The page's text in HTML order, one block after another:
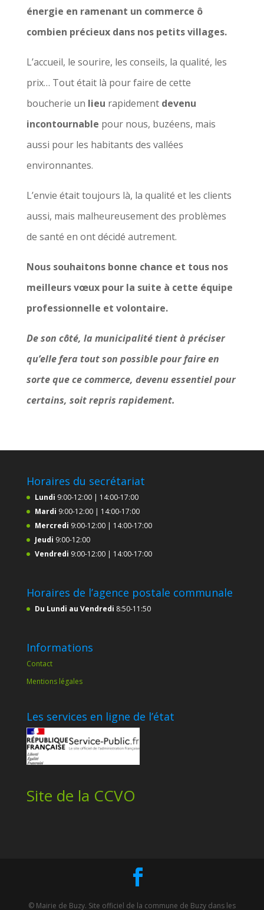
énergie en ramenant un commerce ô
combien précieux dans nos petits villages.
L’accueil, le sourire, les conseils, la qualité, les
prix… Tout était là pour faire de cette
boucherie un lieu rapidementdevenu
incontournable pour nous, buzéens, mais
aussi pour les habitants des vallées
environnantes.
L’envie était toujours là, la qualité et les clients
aussi, mais malheureusement des problèmes
de santé en ont décidé autrement.
Nous souhaitons bonne chance et tous nos
meilleurs vœux pour la suite à cette équipe
professionnelle et volontaire.
De son côté, la municipalité tient à préciser
qu’elle fera tout son possible pour faire en
sorte que ce commerce, devenu essentiel pour
certains, soit repris rapidement.
Horaires du secrétariat
Lundi 9:00-12:00 | 14:00-17:00
Mardi 9:00-12:00 | 14:00-17:00
Mercredi 9:00-12:00 | 14:00-17:00
Jeudi 9:00-12:00
Vendredi 9:00-12:00 | 14:00-17:00
Horaires de l’agence postale communale
Du Lundi au Vendredi 8:50-11:50
Informations
Contact
Mentions légales
Les services en ligne de l’état
Site de la CCVO
© Mairie de Buzy. Site officiel de la commune de Buzy dans les